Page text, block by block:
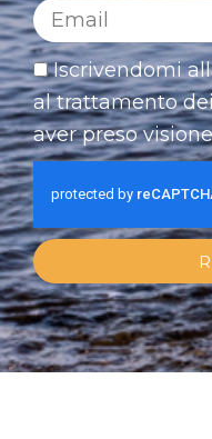
Iscrivendomi
al trattamento
aver preso